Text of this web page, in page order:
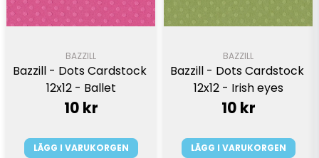
BAZZILL
Bazzill - Dots Cardstock
12x12 - Ballet
10 kr
LÄGG I VARUKORGEN
BAZZILL
Bazzill - Dots Cardstock
12x12 - Irish eyes
10 kr
LÄGG I VARUKORGEN